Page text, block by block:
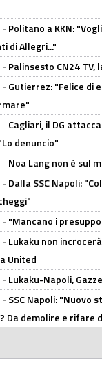
- Politano a KKN:
di Allegri..."
- Palinsesto CN24
- Gutierrez: "Felice di
- Cagliari, il DG
denuncio"
- Noa Lang non è sul
- Dalla SSC Napoli:
- "Mancano i
- Lukaku non
United
- Lukaku-Napoli,
- SSC Napoli: "Nuovo
Da demolire e rifare